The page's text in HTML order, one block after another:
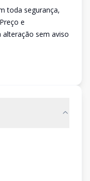
toda segurança,
e
sem aviso